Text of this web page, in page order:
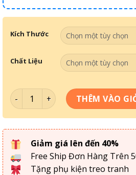
Kích Thước
Chất Liệu
Tranh Theo Không Gian- Tranh
THÊM VÀO
Giảm giá lên đến 40%
Free Ship Đơn Hàng Trên
Tặng phụ kiện treo tranh